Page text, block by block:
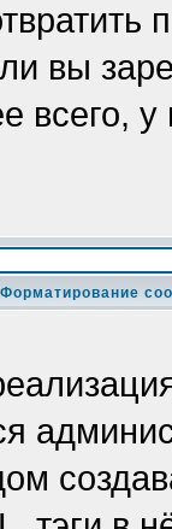
вы
всего,
Форматирование